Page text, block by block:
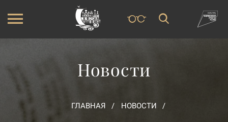
Новости
ГЛАВНАЯ НОВОСТИ